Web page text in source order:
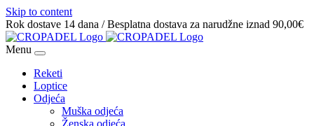
Skip to content
Rok dostave 14 dana / Besplatna dostava za narudžne iznad 90,00€
Menu
Reketi
Loptice
Odjeća
Muška odjeća
Ženska odjeća